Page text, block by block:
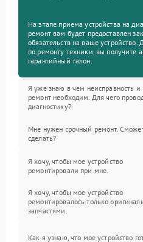
На этапе приема устройства на
ремонт вам будет предоставлен
обязательств на ваше
по ремонту техники, вы получите
гарантийный талон.
Я уже знаю в чем неисправность и
ремонт необходим. Для чего
диагностику?
Мне нужен срочный ремонт.
сделать?
Я хочу, чтобы мое устройство
ремонтировали при мне.
Я хочу, чтобы мое устройство
ремонтировалось только
запчастями.
Как я узнаю, что мое устройство